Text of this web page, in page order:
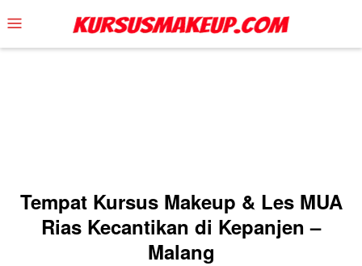
to
content
Mobile
Menu
Tempat Kursus Makeup & Les MUA
Rias Kecantikan di Kepanjen –
Malang